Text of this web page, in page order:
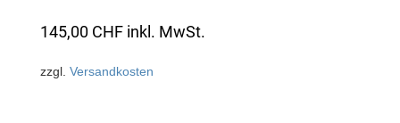
145,00 CHF inkl. MwSt.
zzgl. Versandkosten